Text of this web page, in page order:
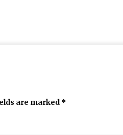
are marked *